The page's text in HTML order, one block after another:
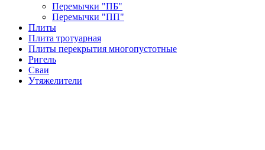
Перемычки "ПБ"
Перемычки "ПП"
Плиты
Плита тротуарная
Плиты перекрытия многопустотные
Ригель
Сваи
Утяжелители